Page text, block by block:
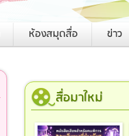
ห้องสมุดสื่อ ข่าว
สื่อมาใหม่